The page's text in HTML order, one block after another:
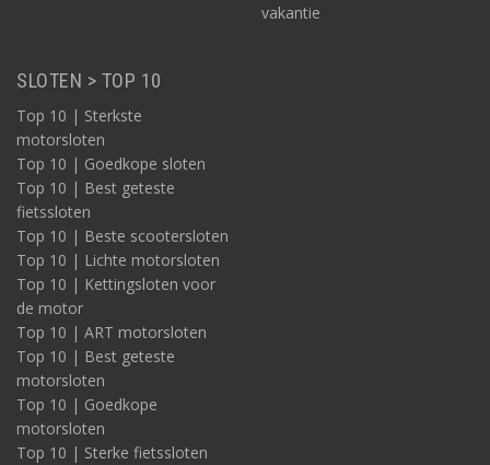
vakantie
SLOTEN > TOP 10
Top 10 | Sterkste
motorsloten
Top 10 | Goedkope sloten
Top 10 | Best geteste
fietssloten
Top 10 | Beste scootersloten
Top 10 | Lichte motorsloten
Top 10 | Kettingsloten voor
de motor
Top 10 | ART motorsloten
Top 10 | Best geteste
motorsloten
Top 10 | Goedkope
motorsloten
Top 10 | Sterke fietssloten